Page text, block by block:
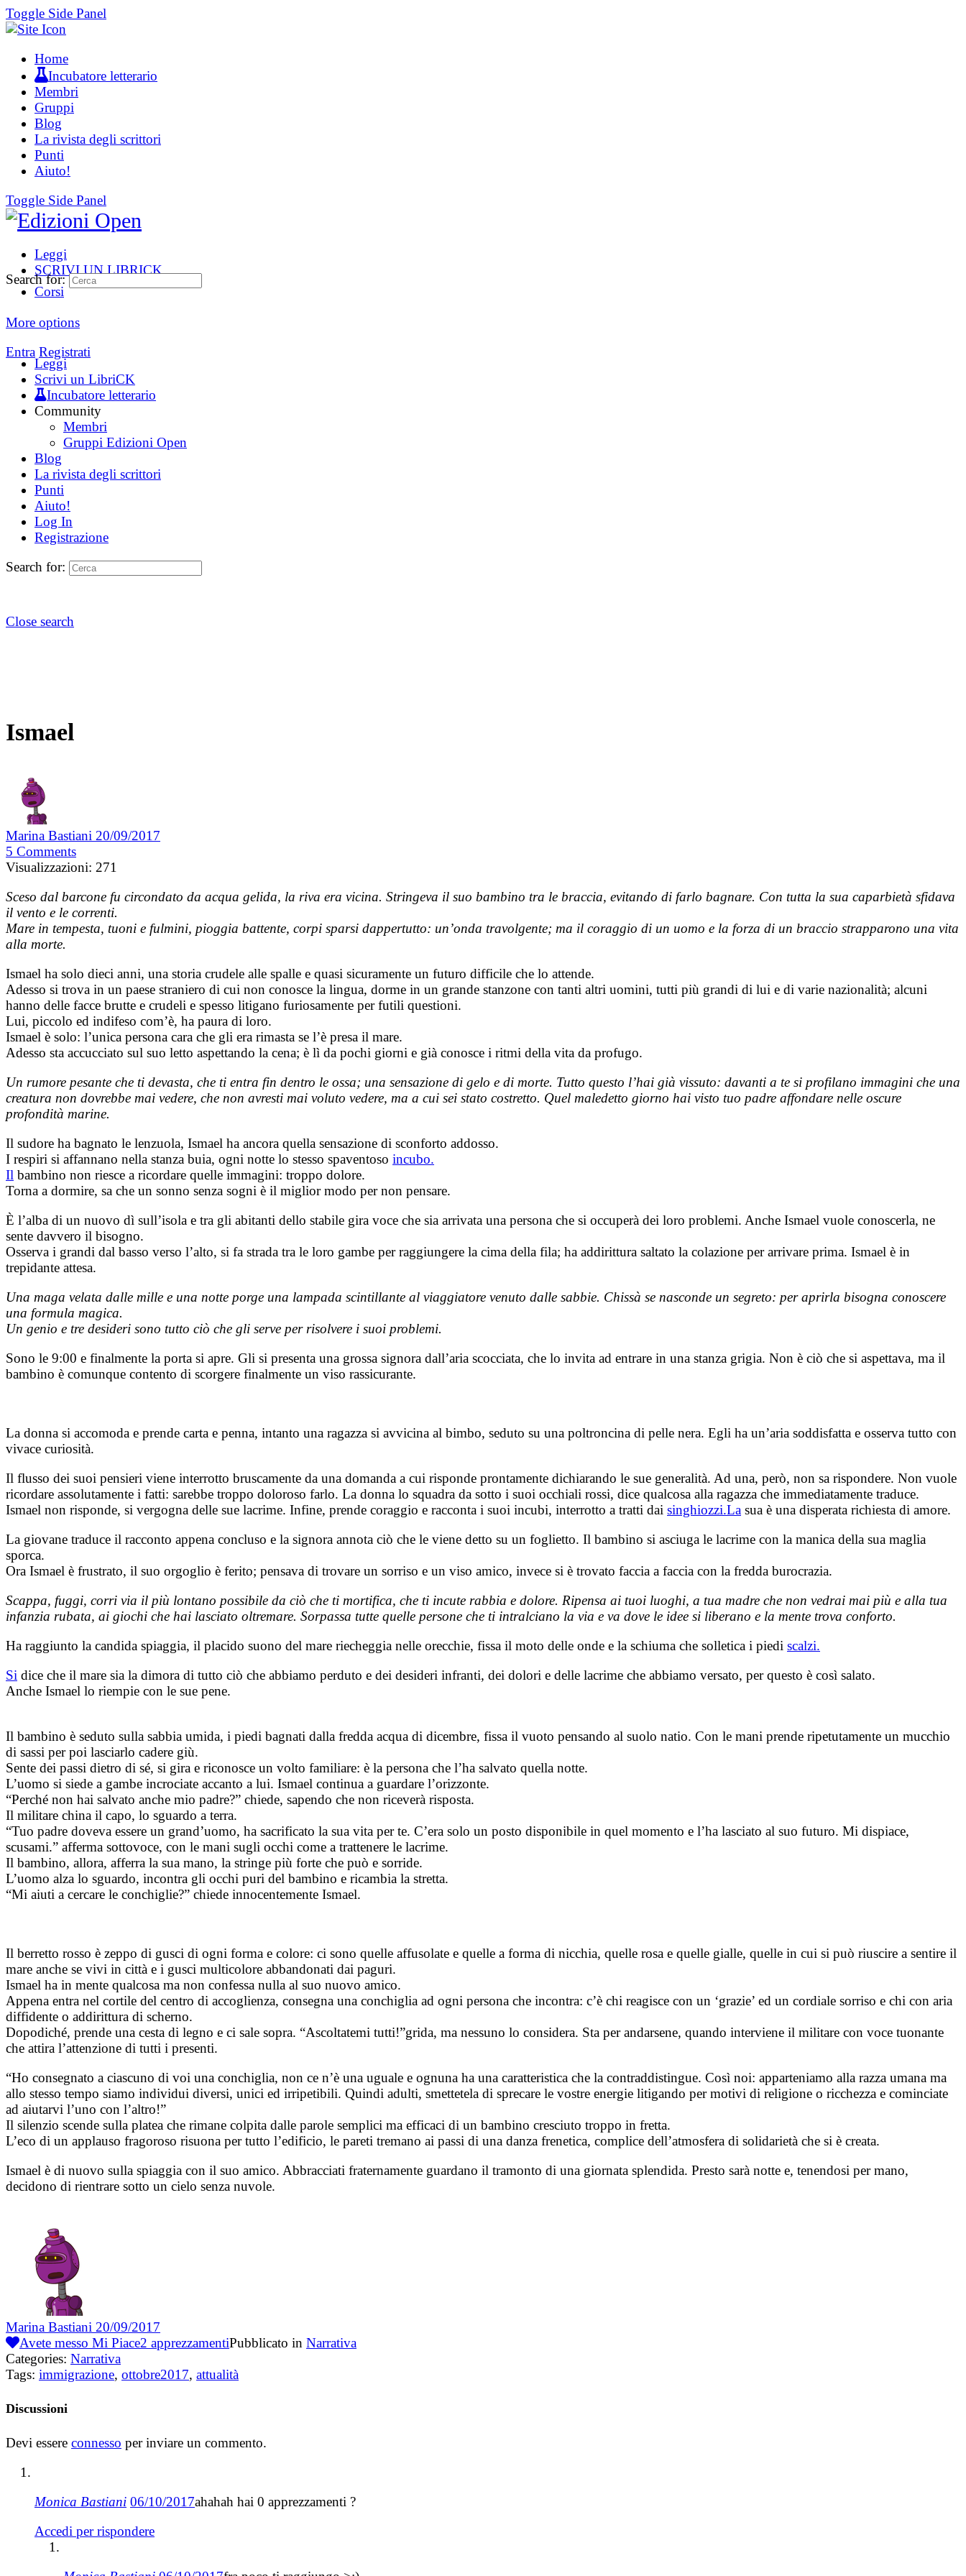
Toggle Side Panel
Home
Incubatore letterario
Membri
Gruppi
Blog
La rivista degli scrittori
Punti
Aiuto!
Toggle Side Panel
Leggi
SCRIVI UN LIBRICK
Corsi
More options
Entra Registrati
Search for:
Leggi
Scrivi un LibriCK
Incubatore letterario
Community
Membri
Gruppi Edizioni Open
Blog
La rivista degli scrittori
Punti
Aiuto!
Log In
Registrazione
Search for:
Close search
Ismael
Marina Bastiani 20/09/2017
5 Comments
Visualizzazioni: 271
Sceso dal barcone fu circondato da acqua gelida, la riva era vicina. Stringeva il suo bambino tra le braccia, evitando di farlo bagnare. Con tutta la sua caparbietà sfidava
il vento e le correnti.
Mare in tempesta, tuoni e fulmini, pioggia battente, corpi sparsi dappertutto: un’onda travolgente; ma il coraggio di un uomo e la forza di un braccio strapparono una vita
alla morte.
Ismael ha solo dieci anni, una storia crudele alle spalle e quasi sicuramente un futuro difficile che lo attende.
Adesso si trova in un paese straniero di cui non conosce la lingua, dorme in un grande stanzone con tanti altri uomini, tutti più grandi di lui e di varie nazionalità; alcuni
hanno delle facce brutte e crudeli e spesso litigano furiosamente per futili questioni.
Lui, piccolo ed indifeso com’è, ha paura di loro.
Ismael è solo: l’unica persona cara che gli era rimasta se l’è presa il mare.
Adesso sta accucciato sul suo letto aspettando la cena; è lì da pochi giorni e già conosce i ritmi della vita da profugo.
Un rumore pesante che ti devasta, che ti entra fin dentro le ossa; una sensazione di gelo e di morte. Tutto questo l’hai già vissuto: davanti a te si profilano immagini che una
creatura non dovrebbe mai vedere, che non avresti mai voluto vedere, ma a cui sei stato costretto. Quel maledetto giorno hai visto tuo padre affondare nelle oscure
profondità marine.
Il sudore ha bagnato le lenzuola, Ismael ha ancora quella sensazione di sconforto addosso.
I respiri si affannano nella stanza buia, ogni notte lo stesso spaventoso incubo.
Il bambino non riesce a ricordare quelle immagini: troppo dolore.
Torna a dormire, sa che un sonno senza sogni è il miglior modo per non pensare.
È l’alba di un nuovo dì sull’isola e tra gli abitanti dello stabile gira voce che sia arrivata una persona che si occuperà dei loro problemi. Anche Ismael vuole conoscerla, ne
sente davvero il bisogno.
Osserva i grandi dal basso verso l’alto, si fa strada tra le loro gambe per raggiungere la cima della fila; ha addirittura saltato la colazione per arrivare prima. Ismael è in
trepidante attesa.
Una maga velata dalle mille e una notte porge una lampada scintillante al viaggiatore venuto dalle sabbie. Chissà se nasconde un segreto: per aprirla bisogna conoscere
una formula magica.
Un genio e tre desideri sono tutto ciò che gli serve per risolvere i suoi problemi.
Sono le 9:00 e finalmente la porta si apre. Gli si presenta una grossa signora dall’aria scocciata, che lo invita ad entrare in una stanza grigia. Non è ciò che si aspettava, ma il
bambino è comunque contento di scorgere finalmente un viso rassicurante.
La donna si accomoda e prende carta e penna, intanto una ragazza si avvicina al bimbo, seduto su una poltroncina di pelle nera. Egli ha un’aria soddisfatta e osserva tutto con
vivace curiosità.
Il flusso dei suoi pensieri viene interrotto bruscamente da una domanda a cui risponde prontamente dichiarando le sue generalità. Ad una, però, non sa rispondere. Non vuole
ricordare assolutamente i fatti: sarebbe troppo doloroso farlo. La donna lo squadra da sotto i suoi occhiali rossi, dice qualcosa alla ragazza che immediatamente traduce.
Ismael non risponde, si vergogna delle sue lacrime. Infine, prende coraggio e racconta i suoi incubi, interrotto a tratti dai singhiozzi.La sua è una disperata richiesta di amore.
La giovane traduce il racconto appena concluso e la signora annota ciò che le viene detto su un foglietto. Il bambino si asciuga le lacrime con la manica della sua maglia
sporca.
Ora Ismael è frustrato, il suo orgoglio è ferito; pensava di trovare un sorriso e un viso amico, invece si è trovato faccia a faccia con la fredda burocrazia.
Scappa, fuggi, corri via il più lontano possibile da ciò che ti mortifica, che ti incute rabbia e dolore. Ripensa ai tuoi luoghi, a tua madre che non vedrai mai più e alla tua
infanzia rubata, ai giochi che hai lasciato oltremare. Sorpassa tutte quelle persone che ti intralciano la via e va dove le idee si liberano e la mente trova conforto.
Ha raggiunto la candida spiaggia, il placido suono del mare riecheggia nelle orecchie, fissa il moto delle onde e la schiuma che solletica i piedi scalzi.
Si dice che il mare sia la dimora di tutto ciò che abbiamo perduto e dei desideri infranti, dei dolori e delle lacrime che abbiamo versato, per questo è così salato.
Anche Ismael lo riempie con le sue pene.
Il bambino è seduto sulla sabbia umida, i piedi bagnati dalla fredda acqua di dicembre, fissa il vuoto pensando al suolo natio. Con le mani prende ripetutamente un mucchio
di sassi per poi lasciarlo cadere giù.
Sente dei passi dietro di sé, si gira e riconosce un volto familiare: è la persona che l’ha salvato quella notte.
L’uomo si siede a gambe incrociate accanto a lui. Ismael continua a guardare l’orizzonte.
“Perché non hai salvato anche mio padre?” chiede, sapendo che non riceverà risposta.
Il militare china il capo, lo sguardo a terra.
“Tuo padre doveva essere un grand’uomo, ha sacrificato la sua vita per te. C’era solo un posto disponibile in quel momento e l’ha lasciato al suo futuro. Mi dispiace,
scusami.” afferma sottovoce, con le mani sugli occhi come a trattenere le lacrime.
Il bambino, allora, afferra la sua mano, la stringe più forte che può e sorride.
L’uomo alza lo sguardo, incontra gli occhi puri del bambino e ricambia la stretta.
“Mi aiuti a cercare le conchiglie?” chiede innocentemente Ismael.
Il berretto rosso è zeppo di gusci di ogni forma e colore: ci sono quelle affusolate e quelle a forma di nicchia, quelle rosa e quelle gialle, quelle in cui si può riuscire a sentire il
mare anche se vivi in città e i gusci multicolore abbandonati dai paguri.
Ismael ha in mente qualcosa ma non confessa nulla al suo nuovo amico.
Appena entra nel cortile del centro di accoglienza, consegna una conchiglia ad ogni persona che incontra: c’è chi reagisce con un ‘grazie’ ed un cordiale sorriso e chi con aria
diffidente o addirittura di scherno.
Dopodiché, prende una cesta di legno e ci sale sopra. “Ascoltatemi tutti!”grida, ma nessuno lo considera. Sta per andarsene, quando interviene il militare con voce tuonante
che attira l’attenzione di tutti i presenti.
“Ho consegnato a ciascuno di voi una conchiglia, non ce n’è una uguale e ognuna ha una caratteristica che la contraddistingue. Così noi: apparteniamo alla razza umana ma
allo stesso tempo siamo individui diversi, unici ed irripetibili. Quindi adulti, smettetela di sprecare le vostre energie litigando per motivi di religione o ricchezza e cominciate
ad aiutarvi l’uno con l’altro!”
Il silenzio scende sulla platea che rimane colpita dalle parole semplici ma efficaci di un bambino cresciuto troppo in fretta.
L’eco di un applauso fragoroso risuona per tutto l’edificio, le pareti tremano ai passi di una danza frenetica, complice dell’atmosfera di solidarietà che si è creata.
Ismael è di nuovo sulla spiaggia con il suo amico. Abbracciati fraternamente guardano il tramonto di una giornata splendida. Presto sarà notte e, tenendosi per mano,
decidono di rientrare sotto un cielo senza nuvole.
Marina Bastiani 20/09/2017
Avete messo Mi Piace2 apprezzamentiPubblicato in Narrativa
Categories: Narrativa
Tags: immigrazione, ottobre2017, attualità
Discussioni
Devi essere connesso per inviare un commento.
Monica Bastiani 06/10/2017ahahah hai 0 apprezzamenti ?
Accedi per rispondere